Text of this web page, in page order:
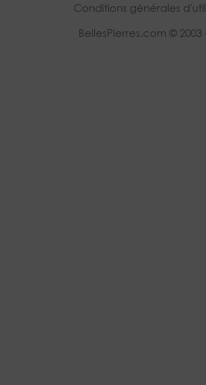
Conditions générales
BellesPierres.com © 2003